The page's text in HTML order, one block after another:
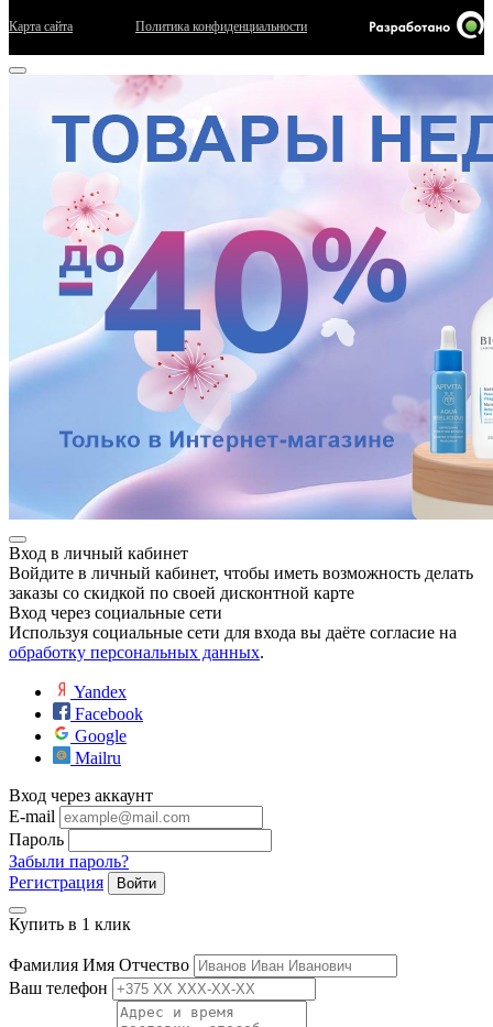
Карта сайта Политика конфиденциальности
Вход в личный кабинет
Войдите в личный кабинет, чтобы иметь возможность делать
заказы со скидкой по своей дисконтной карте
Вход через социальные сети
Используя социальные сети для входа вы даёте согласие на
обработку персональных данных.
Yandex
Facebook
Google
Mailru
Вход через аккаунт
E-mail
Пароль
Забыли пароль?
Регистрация
Войти
Купить в 1 клик
Фамилия Имя Отчество
Ваш телефон